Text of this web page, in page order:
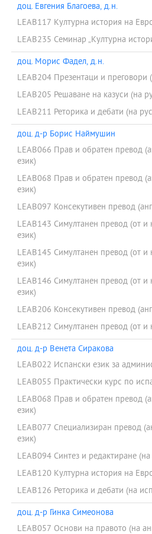
доц. Евгения Благоева, д.н.
LEAB117 Културна история на
LEAB235 Семинар „Културна
доц. Морис Фадел, д.н.
LEAB204 Презентаци и преговори
LEAB205 Решаване на казуси (на
LEAB211 Реторика и дебати (на
доц. д-р Борис Наймушин
LEAB066 Прав и обратен превод
език)
LEAB068 Прав и обратен превод
език)
LEAB097 Консекутивен превод
LEAB143 Симултанен превод (от и
език)
LEAB145 Симултанен превод (от и
език)
LEAB146 Симултанен превод (от и
език)
LEAB206 Консекутивен превод
LEAB212 Симултанен превод (от и
доц. д-р Венета Сиракова
LEAB022 Испански език за
LEAB055 Практически курс по
LEAB068 Прав и обратен превод
език)
LEAB077 Специализиран превод
език)
LEAB094 Синтез и редактиране
LEAB120 Културна история на
LEAB126 Реторика и дебати (на
доц. д-р Гинка Симеонова
LEAB057 Основи на правото (на